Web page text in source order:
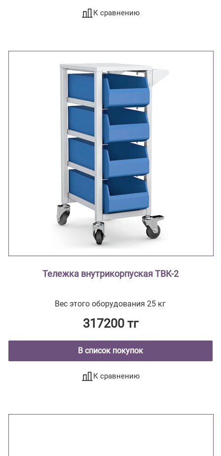
К сравнению
Тележка внутрикорпуская ТВК-2
Вес этого оборудования 25 кг
317200 тг
В список покупок
К сравнению